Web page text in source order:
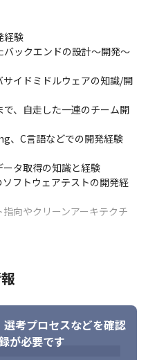
、レガシーシステムのリフ
めて、シンプルに開発を⾏
追加、SEO施策など
タリング
スまで携わっていただきま
保守作業をメインにおまかせ
ます
せします
があります。
経験
バックエンドの設計〜開発〜
サイドミドルウェアの知識/開
で、⾃⾛した⼀連のチーム開
、C⾔語などでの開発経験
タ取得の知識と経験
フトウェアテストの開発経
向やクリーンアーキテクチ
ダー、マネジメントの経験
う開発や運⽤、技術的折衝
技術知⾒
発経験
⽤の経験
選考プロセスなどを確認
が必要です